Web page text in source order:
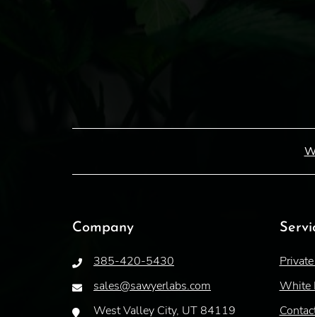
Company
385-420-5430
sales@sawyerlabs.com
West Valley City, UT 84119
White